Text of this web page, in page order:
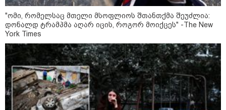
"ომი, რომელსაც მთელი მსოფლიოს შთანთქმა შეუძლია:
დონალდ ტრამპმა აღარ იცის, როგორ მოიქცეს" -The New
York Times